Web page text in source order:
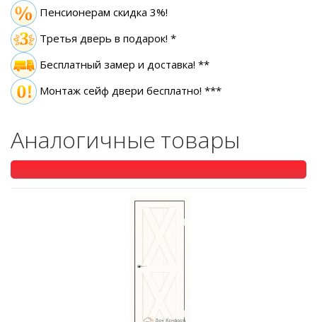
Пенсионерам скидка 3%!
Третья дверь в подарок! *
Бесплатный замер и доставка! **
Монтаж сейф двери бесплатно! ***
Аналогичные товары